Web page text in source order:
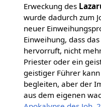
Erweckung des
wurde dadurch zum
neuer
Einweihung, dass
hervorruft, nicht
Priester oder ein
geistiger Führer
begleiten, aber der
aus dem eigenen